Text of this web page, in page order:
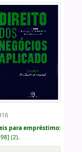
para empréstimo:
] (2).